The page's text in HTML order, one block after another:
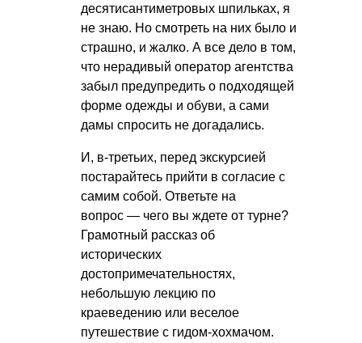
десятисантиметровых шпильках, я
не знаю. Но смотреть на них было и
страшно, и жалко. А все дело в том,
что нерадивый оператор агентства
забыл предупредить о подходящей
форме одежды и обуви, а сами
дамы спросить не догадались.
И, в-третьих, перед экскурсией
постарайтесь прийти в согласие с
самим собой. Ответьте на
вопрос — чего вы ждете от турне?
Грамотный рассказ об
исторических
достопримечательностях,
небольшую лекцию по
краеведению или веселое
путешествие с гидом-хохмачом.